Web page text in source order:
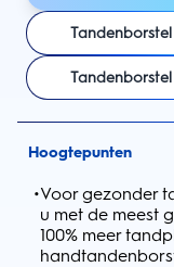
Tandenborstel
Hoogtepunten
•Voor gezonder
u met de meest
100% meer